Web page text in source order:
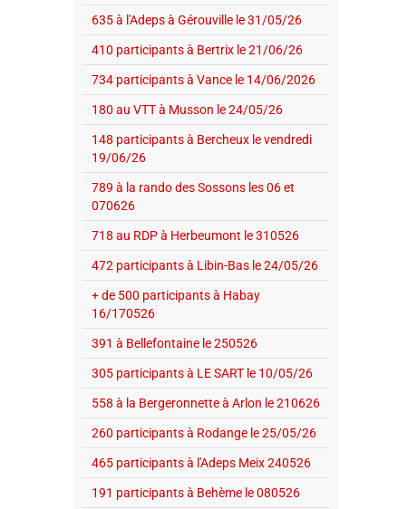
635 à l'Adeps à Gérouville le 31/05/26
410 participants à Bertrix le 21/06/26
734 participants à Vance le 14/06/2026
180 au VTT à Musson le 24/05/26
148 participants à Bercheux le vendredi
19/06/26
789 à la rando des Sossons les 06 et
070626
718 au RDP à Herbeumont le 310526
472 participants à Libin-Bas le 24/05/26
+ de 500 participants à Habay
16/170526
391 à Bellefontaine le 250526
305 participants à LE SART le 10/05/26
558 à la Bergeronnette à Arlon le 210626
260 participants à Rodange le 25/05/26
465 participants à l'Adeps Meix 240526
191 participants à Behème le 080526